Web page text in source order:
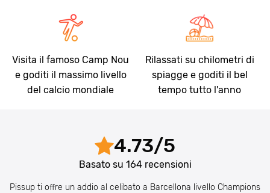
Visita il famoso Camp Nou
e goditi il massimo livello
del calcio mondiale
Rilassati su chilometri di
spiagge e goditi il bel
tempo tutto l'anno
4.73/5
Basato su 164recensioni
Pissup ti offre un addio al celibato a Barcellona livello Champions